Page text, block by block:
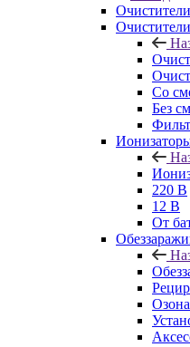
Cо
Без
220 В
12 В
От